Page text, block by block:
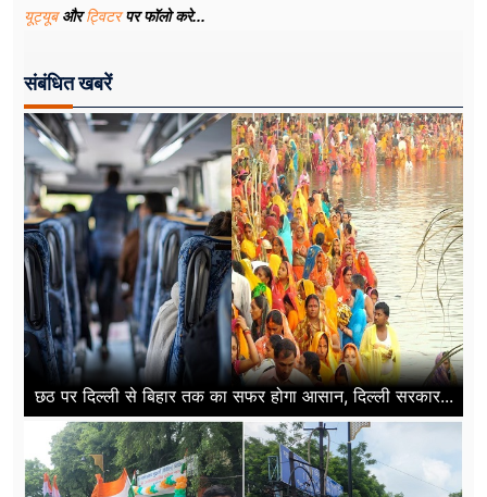
यूट्यूबऔरट्विटरपर फॉलो करे...
संबंधित खबरें
छठ पर दिल्ली से बिहार तक का सफर होगा आसान, दिल्ली सरकार...